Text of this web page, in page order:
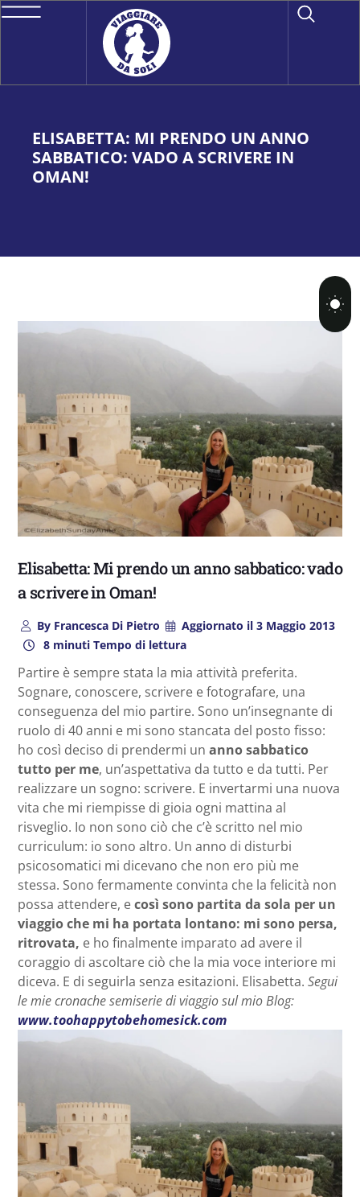
ELISABETTA: MI PRENDO UN ANNO
SABBATICO: VADO A SCRIVERE IN
OMAN!
Elisabetta: Mi prendo un anno sabbatico: vado
a scrivere in Oman!
ByFrancesca Di Pietro Aggiornato il 3 Maggio 2013
8 minuti Tempo di lettura
Partire è sempre stata la mia attività preferita.
Sognare, conoscere, scrivere e fotografare, una
conseguenza del mio partire. Sono un’insegnante di
ruolo di 40 anni e mi sono stancata del posto fisso:
ho così deciso di prendermi un anno sabbatico
tutto per me, un’aspettativa da tutto e da tutti. Per
realizzare un sogno: scrivere. E invertarmi una nuova
vita che mi riempisse di gioia ogni mattina al
risveglio. Io non sono ciò che c’è scritto nel mio
curriculum: io sono altro. Un anno di disturbi
psicosomatici mi dicevano che non ero più me
stessa. Sono fermamente convinta che la felicità non
possa attendere, ecosì sono partita da sola per un
viaggio che mi ha portata lontano: mi sono persa,
ritrovata, e ho finalmente imparato ad avere il
coraggio di ascoltare ciò che la mia voce interiore mi
diceva. E di seguirla senza esitazioni. Elisabetta. Segui
le mie cronache semiserie di viaggio sul mio Blog:
www.toohappytobehomesick.com